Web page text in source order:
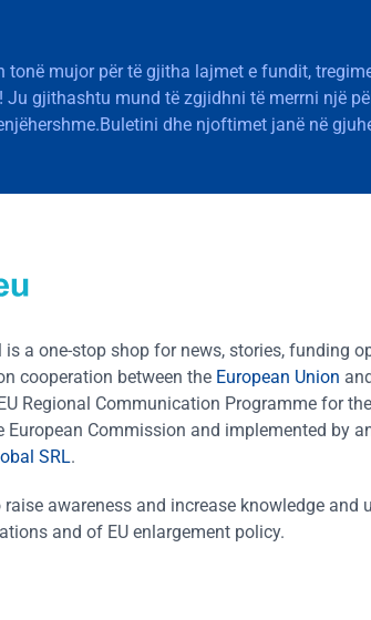
tonë mujor për të gjitha lajmet e fundit,
Ju gjithashtu mund të zgjidhni të merrni një
dhe njoftimet janë në
is a one-stop shop for news, stories, funding
cooperation between the European Union
Regional Communication Programme for
European Commission and implemented by
SRL.
awareness and increase knowledge and
and of EU enlargement policy.